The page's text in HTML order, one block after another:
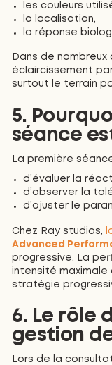
les couleurs
la localisation,
la réponse
Dans de
éclaircissement
surtout le terrain
5.
séance
La première
d’évaluer la
d’observer la
d’ajuster le
Chez Ray studios,
Advanced
progressive. La
intensité maximale
stratégie
6. Le rôle
gestion
Lors de la